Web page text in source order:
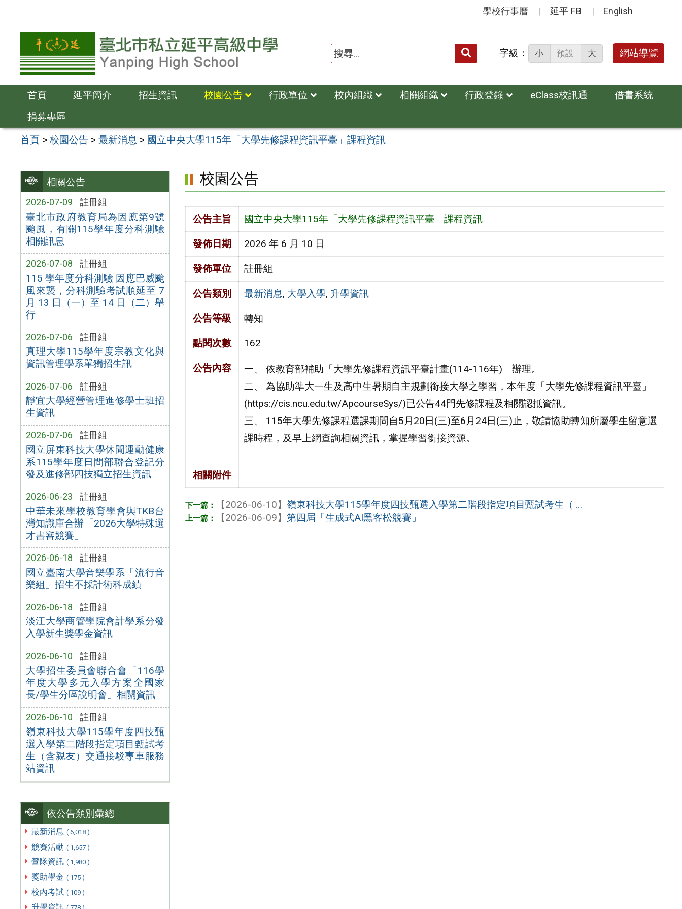
容
學校行事曆 延平 FB English
送出 字級： 小 預設 大 網站導覽
首頁 延平簡介 招生資訊 校園公告 行政單位 校內組織 相關組織 行政登錄 eClass校訊通
借書系統
捐募專區
首頁 >校園公告 >最新消息 > 國立中央大學115年「大學先修課程資訊平臺」課程資訊
相關公告
2026-07-09 註冊組
臺北市政府教育局為因應第9號
颱風，有關115學年度分科測驗
相關訊息
2026-07-08 註冊組
115 學年度分科測驗 因應巴威颱
風來襲，分科測驗考試順延至 7
月 13 日（一）至 14 日（二）舉
行
2026-07-06 註冊組
真理大學115學年度宗教文化與
資訊管理學系單獨招生訊
2026-07-06 註冊組
靜宜大學經營管理進修學士班招
生資訊
2026-07-06 註冊組
國立屏東科技大學休閒運動健康
系115學年度日間部聯合登記分
發及進修部四技獨立招生資訊
2026-06-23 註冊組
中華未來學校教育學會與TKB台
灣知識庫合辦「2026大學特殊選
才書審競賽」
2026-06-18 註冊組
國立臺南大學音樂學系「流行音
樂組」招生不採計術科成績
2026-06-18 註冊組
淡江大學商管學院會計學系分發
入學新生獎學金資訊
2026-06-10 註冊組
大學招生委員會聯合會「116學
年度大學多元入學方案全國家
長/學生分區說明會」相關資訊
2026-06-10 註冊組
嶺東科技大學115學年度四技甄
選入學第二階段指定項目甄試考
生（含親友）交通接駁專車服務
站資訊
依公告類別彙總
最新消息 ( 6,018 )
競賽活動 ( 1,657 )
營隊資訊 ( 1,980 )
獎助學金 ( 175 )
校內考試 ( 109 )
校園公告
公告主旨 國立中央大學115年「大學先修課程資訊平臺」課程資訊
發佈日期 2026 年 6 月 10 日
發佈單位 註冊組
公告類別 最新消息, 大學入學, 升學資訊
公告等級 轉知
點閱次數 162
公告內容
一、 依教育部補助「大學先修課程資訊平臺計畫(114-116年)」辦理。
二、 為協助準大一生及高中生暑期自主規劃銜接大學之學習，本年度「大學先修課程資訊平臺」
(https://cis.ncu.edu.tw/ApcourseSys/)已公告44門先修課程及相關認抵資訊。
三、 115年大學先修課程選課期間自5月20日(三)至6月24日(三)止，敬請協助轉知所屬學生留意選
課時程，及早上網查詢相關資訊，掌握學習銜接資源。
相關附件
【2026-06-10】嶺東科技大學115學年度四技甄選入學第二階段指定項目甄試考生（ ...
【2026-06-09】第四屆「生成式AI黑客松競賽」